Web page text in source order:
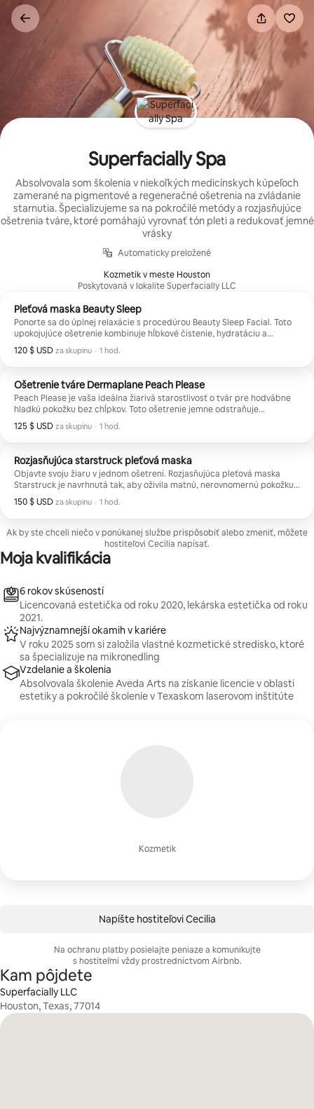
Preskočiť
obsah.
Superfacially Spa
Absolvovala som školenia v niekoľkých medicínskych kúpeľoch
zamerané na pigmentové a regeneračné ošetrenia na zvládanie
starnutia. Špecializujeme sa na pokročilé metódy a rozjasňujúce
ošetrenia tváre, ktoré pomáhajú vyrovnať tón pleti a redukovať jemné
vrásky
Automaticky preložené
Kozmetik v meste Houston
Poskytovaná v lokalite Superfacially LLC
Pleťová maska Beauty Sleep
Ponorte sa do úplnej relaxácie s procedúrou Beauty Sleep Facial. Toto
upokojujúce ošetrenie kombinuje hĺbkové čistenie, hydratáciu a
starostlivosť na podporu žiarivosti s luxusnou masážou pokožky hlavy,
krku, ramien a tváre, ktorá je navrhnutá tak, aby rozptýlila napätie a
unavenú alebo matnú pleť, ktorá potrebuje regeneráciu a chvíľku
starostlivosti o seba.
120 $ USD za skupinu
120 $ USD za skupinu
, · 1 hod.
Ošetrenie tváre Dermaplane Peach Please
Peach Please je vaša ideálna žiarivá starostlivosť o tvár pre hodvábne
hladkú pokožku bez chĺpkov. Toto ošetrenie jemne odstraňuje
nahromadenú odumretú kožu a chĺpky na tvári a zároveň pokožku
hĺbkovo hydratuje a osviežuje, vďaka čomu je pleť okamžite jasnejšia a
ideálne pre každého, kto chce hladšiu textúru a ten čistý, lesklý lesk.
125 $ USD za skupinu
125 $ USD za skupinu
, · 1 hod.
Rozjasňujúca starstruck pleťová maska
Objavte svoju žiaru v jednom ošetrení. Rozjasňujúca pleťová maska
Starstruck je navrhnutá tak, aby oživila matnú, nerovnomernú pokožku
pomocou hĺbkovej hydratácie, cielených rozjasňujúcich zložiek a
pokročilej infúzie séra pre hladšiu a žiarivejšiu pleť. Ideálne na
pigmentáciu, stopy po akné, unavenú pokožku a pre každého, kto chce
dosiahnuť svieži, zvnútra osvetlený žiarivý vzhľad bez prestávok.
150 $ USD za skupinu
150 $ USD za skupinu
, · 1 hod.
Ak by ste chceli niečo v ponúkanej službe prispôsobiť alebo zmeniť, môžete
hostiteľovi Cecilia napísať.
Moja kvalifikácia
Kozmetik
6 rokov skúseností
Licencovaná estetička od roku 2020, lekárska estetička od roku
2021.
Najvýznamnejší okamih v kariére
V roku 2025 som si založila vlastné kozmetické stredisko, ktoré
sa špecializuje na mikronedling
Vzdelanie a školenia
Absolvovala školenie Aveda Arts na získanie licencie v oblasti
estetiky a pokročilé školenie v Texaskom laserovom inštitúte
Napíšte hostiteľovi Cecilia
Na ochranu platby posielajte peniaze a komunikujte
s hostiteľmi vždy prostredníctvom Airbnb.
Kam pôjdete
Superfacially LLC
Houston, Texas, 77014